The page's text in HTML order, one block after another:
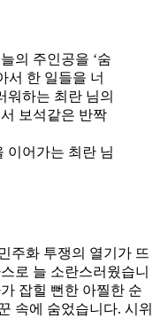
의 주인공을 ‘숨
서 한 일들을 너
워하는 최란 님의
보석같은 반짝
이어가는 최란 님
주화 투쟁의 열기가 뜨
로 늘 소란스러웠습니
잡힐 뻔한 아찔한 순
속에 숨었습니다. 시위